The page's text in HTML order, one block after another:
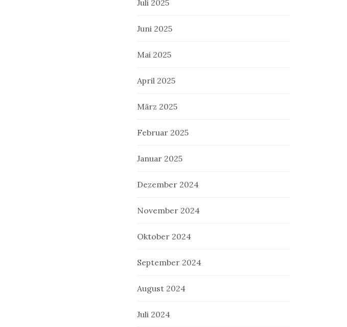
Juli 2025
Juni 2025
Mai 2025
April 2025
März 2025
Februar 2025
Januar 2025
Dezember 2024
November 2024
Oktober 2024
September 2024
August 2024
Juli 2024